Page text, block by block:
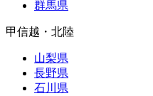
群馬県
甲信越・北陸
山梨県
長野県
石川県